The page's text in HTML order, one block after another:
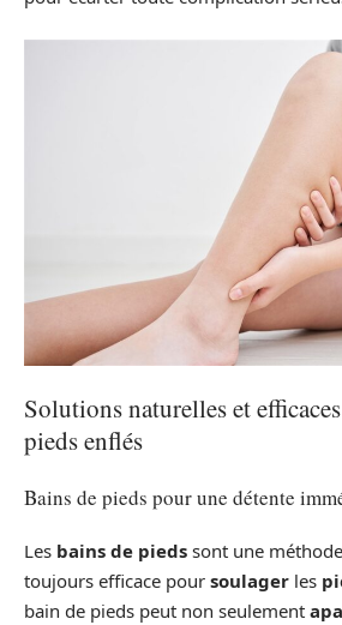
Solutions naturelles et
pieds enflés
Bains de pieds pour une détente
Les bains de pieds sont une
toujours efficace pour soulager les
bain de pieds peut non seulement